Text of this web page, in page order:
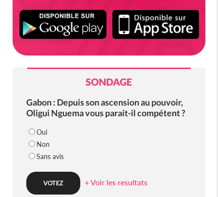
SONDAGE
Gabon : Depuis son ascension au pouvoir,
Oligui Nguema vous parait-il compétent ?
Oui
Non
Sans avis
+ Voir les resultats